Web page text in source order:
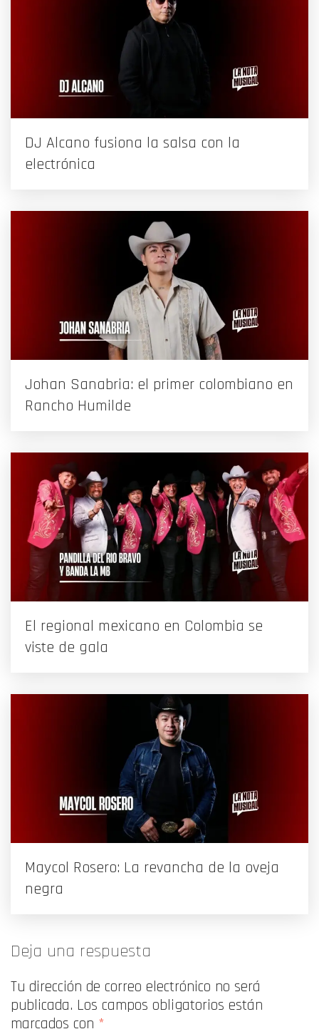
DJ Alcano fusiona la salsa con la
electrónica
Johan Sanabria: el primer colombiano en
Rancho Humilde
El regional mexicano en Colombia se
viste de gala
Maycol Rosero: La revancha de la oveja
negra
Deja una respuesta
Tu dirección de correo electrónico no será
publicada. Los campos obligatorios están
marcados con *